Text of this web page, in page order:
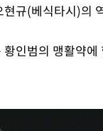
현규(베식타시)의
황인범의 맹활약